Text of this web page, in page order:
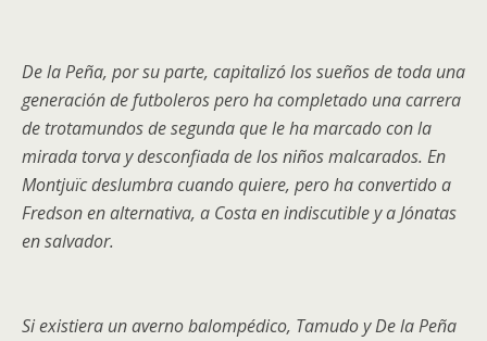
De la Peña, por su parte, capitalizó los sueños de toda una
generación de futboleros pero ha completado una carrera
de trotamundos de segunda que le ha marcado con la
mirada torva y desconfiada de los niños malcarados. En
Montjuïc deslumbra cuando quiere, pero ha convertido a
Fredson en alternativa, a Costa en indiscutible y a Jónatas
en salvador.
Si existiera un averno balompédico, Tamudo y De la Peña